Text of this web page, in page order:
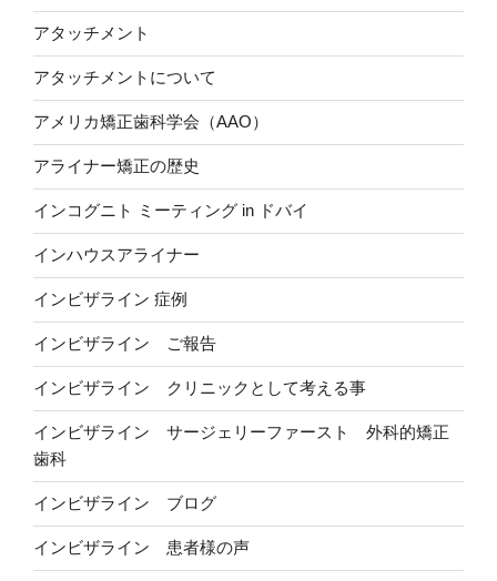
アタッチメント
アタッチメントについて
アメリカ矯正歯科学会（AAO）
アライナー矯正の歴史
インコグニト ミーティング in ドバイ
インハウスアライナー
インビザライン 症例
インビザライン ご報告
インビザライン クリニックとして考える事
インビザライン サージェリーファースト 外科的矯正
歯科
インビザライン ブログ
インビザライン 患者様の声